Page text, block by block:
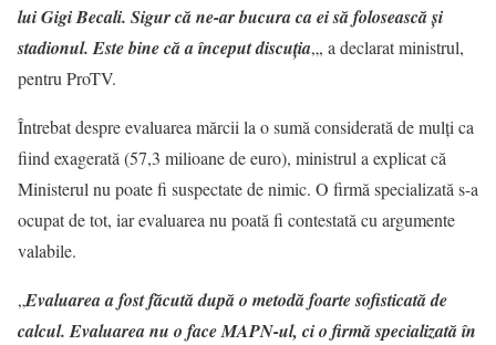
lui Gigi Becali. Sigur că ne-ar bucura ca ei să folosească şi
stadionul. Este bine că a început discuţia„, a declarat ministrul,
pentru ProTV.
Întrebat despre evaluarea mărcii la o sumă considerată de mulţi ca
fiind exagerată (57,3 milioane de euro), ministrul a explicat că
Ministerul nu poate fi suspectate de nimic. O firmă specializată s-a
ocupat de tot, iar evaluarea nu poată fi contestată cu argumente
valabile.
„Evaluarea a fost făcută după o metodă foarte sofisticată de
calcul. Evaluarea nu o face MAPN-ul, ci o firmă specializată în